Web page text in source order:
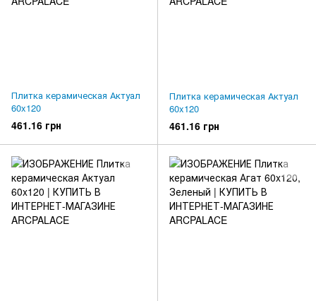
Плитка керамическая Актуал
60x120
461.16 грн
Плитка керамическая Актуал
60x120
461.16 грн